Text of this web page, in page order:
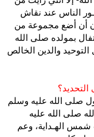
الناس عند نقاش
أن أضع مجموعة من
بمولده صلى الله
والدين الخالص
التحديد؟
صلى الله عليه وسلم
صلى الله عليه
الهـداية، وعم